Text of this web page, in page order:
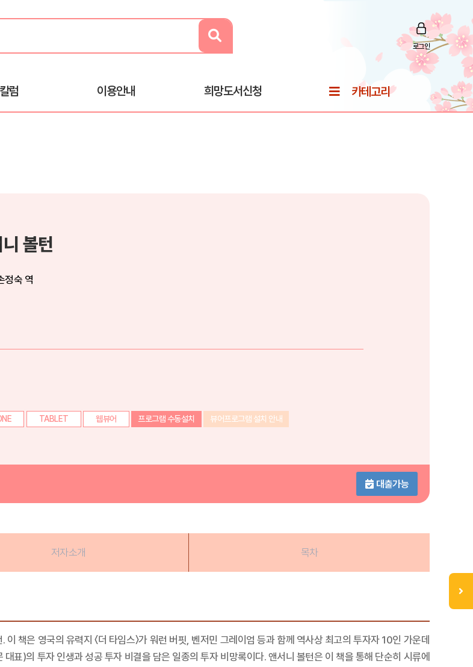
로그인
럼 이용안내 희망도서신청 카테고리
볼턴
정숙 역
TABLET 웹뷰어 프로그램 수동설치 뷰어프로그램 설치 안내
대출가능
저자소개 목차
책은 영국의 유력지 〈더 타임스〉가 워런 버핏, 벤저민 그레이엄 등과 함께 역사상 최고의 투자자 10인 가운데
표)의 투자 인생과 성공 투자 비결을 담은 일종의 투자 비망록이다. 앤서니 볼턴은 이 책을 통해 단순히 시류에